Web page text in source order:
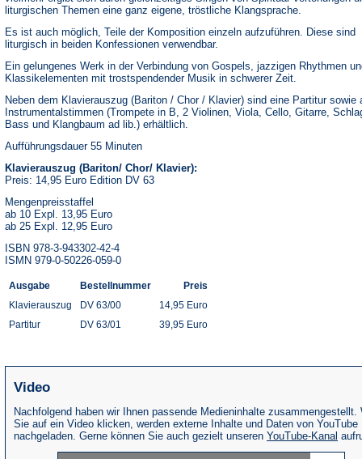
liturgischen Themen eine ganz eigene, tröstliche Klangsprache.
Es ist auch möglich, Teile der Komposition einzeln aufzuführen. Diese sind
liturgisch in beiden Konfessionen verwendbar.
Ein gelungenes Werk in der Verbindung von Gospels, jazzigen Rhythmen
Klassikelementen mit trostspendender Musik in schwerer Zeit.
Neben dem Klavierauszug (Bariton / Chor / Klavier) sind eine Partitur sowie
Instrumentalstimmen (Trompete in B, 2 Violinen, Viola, Cello, Gitarre,
Bass und Klangbaum ad lib.) erhältlich.
Aufführungsdauer 55 Minuten
Klavierauszug (Bariton/ Chor/ Klavier):
Preis: 14,95 Euro Edition DV 63
Mengenpreisstaffel
ab 10 Expl. 13,95 Euro
ab 25 Expl. 12,95 Euro
ISBN 978-3-943302-42-4
ISMN 979-0-50226-059-0
Ausgabe Bestellnummer
Preis
Klavierauszug
DV 63/00
14,95 Euro
Partitur
DV 63/01 39,95 Euro
Video
Nachfolgend haben wir Ihnen passende Medieninhalte zusammengestellt.
Sie auf ein Video klicken, werden externe Inhalte und Daten von YouTube
nachgeladen. Gerne können Sie auch gezielt unseren YouTube-Kanal